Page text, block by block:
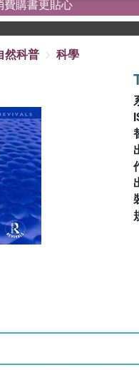
費購書更貼心
然科普 科學